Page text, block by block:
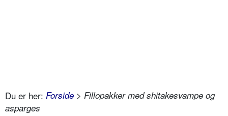
Du er her: Forside > Fillopakker med shitakesvampe og
asparges